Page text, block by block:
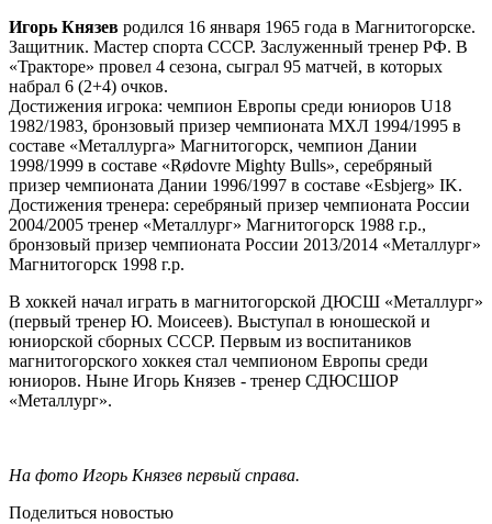
Игорь Князев родился 16 января 1965 года в Магнитогорске.
Защитник. Мастер спорта СССР. Заслуженный тренер РФ. В
«Тракторе» провел 4 сезона, сыграл 95 матчей, в которых
набрал 6 (2+4) очков.
Достижения игрока: чемпион Европы среди юниоров U18
1982/1983, бронзовый призер чемпионата МХЛ 1994/1995 в
составе «Металлурга» Магнитогорск, чемпион Дании
1998/1999 в составе «Rødovre Mighty Bulls», серебряный
призер чемпионата Дании 1996/1997 в составе «Esbjerg» IK.
Достижения тренера: серебряный призер чемпионата России
2004/2005 тренер «Металлург» Магнитогорск 1988 г.р.,
бронзовый призер чемпионата России 2013/2014 «Металлург»
Магнитогорск 1998 г.р.
В хоккей начал играть в магнитогорской ДЮСШ «Металлург»
(первый тренер Ю. Моисеев). Выступал в юношеской и
юниорской сборных СССР. Первым из воспитаников
магнитогорского хоккея стал чемпионом Европы среди
юниоров. Ныне Игорь Князев - тренер СДЮСШОР
«Металлург».
На фото Игорь Князев первый справа.
Поделиться новостью